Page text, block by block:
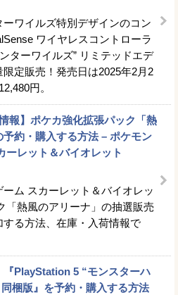
ワイルズ特別デザインのコン
ワイヤレスコントローラ
ターワイルズ” リミテッドエデ
限定販売！発売日は2025年2月2
円。
報】ポケカ強化拡張パック「熱
予約・購入する方法 – ポケモン
ーレット＆バイオレット
ム スカーレット＆バイオレッ
「熱風のアリーナ」の抽選販売
る方法、在庫・入荷情報で
『PlayStation 5 “モンスターハ
梱版』を予約・購入する方法